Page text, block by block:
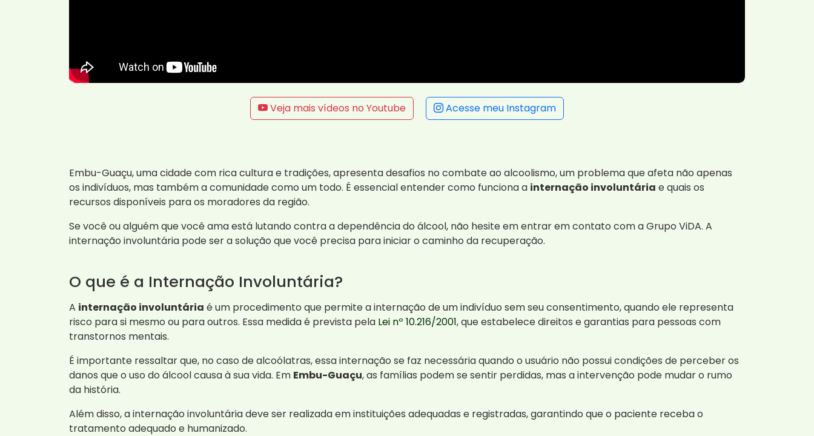
Veja mais vídeos no Youtube Acesse meu Instagram
Embu-Guaçu, uma cidade com rica cultura e tradições, apresenta desafios no combate ao alcoolismo, um problema que afeta não apenas
os indivíduos, mas também a comunidade como um todo. É essencial entender como funciona a internação involuntária e quais os
recursos disponíveis para os moradores da região.
Se você ou alguém que você ama está lutando contra a dependência do álcool, não hesite em entrar em contato com a Grupo ViDA. A
internação involuntária pode ser a solução que você precisa para iniciar o caminho da recuperação.
O que é a Internação Involuntária?
A internação involuntária é um procedimento que permite a internação de um indivíduo sem seu consentimento, quando ele representa
risco para si mesmo ou para outros. Essa medida é prevista pela Lei nº 10.216/2001, que estabelece direitos e garantias para pessoas com
transtornos mentais.
É importante ressaltar que, no caso de alcoólatras, essa internação se faz necessária quando o usuário não possui condições de perceber os
danos que o uso do álcool causa à sua vida. Em Embu-Guaçu, as famílias podem se sentir perdidas, mas a intervenção pode mudar o rumo
da história.
Além disso, a internação involuntária deve ser realizada em instituições adequadas e registradas, garantindo que o paciente receba o
tratamento adequado e humanizado.